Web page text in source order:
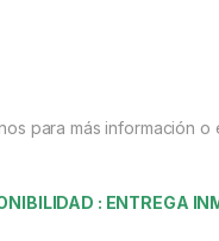
para más información
: ENTREGA